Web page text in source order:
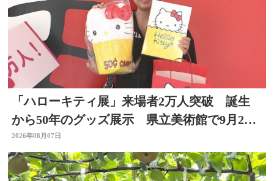
「ハローキティ展」来場者2万人突破 誕生
から50年のグッズ展示 県立美術館で9月23
日まで
2026年08月07日